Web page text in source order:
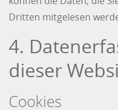
Dritten mitgelesen
4.
dieser
Cookies